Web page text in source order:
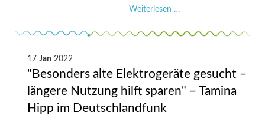
Weiterlesen …
Mensch,
was
tun?
Mit
17 Jan 2022
"Besonders alte Elektrogeräte gesucht –
längere Nutzung hilft sparen" – Tamina
Hipp im Deutschlandfunk